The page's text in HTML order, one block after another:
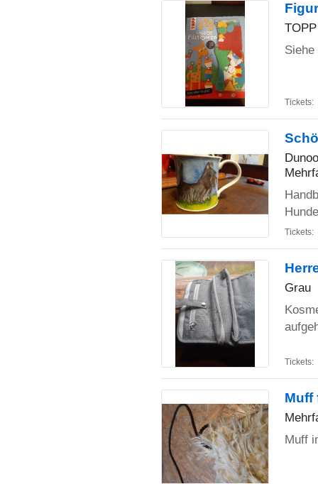
TOPP
Tickets:
Tickets:
Grau
Tickets:
Muff
Muff